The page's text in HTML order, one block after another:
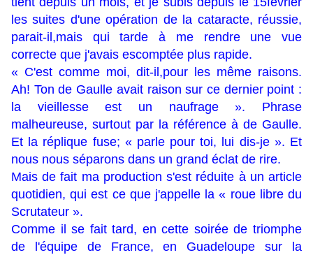
les suites d'une opération de la cataracte, réussie,
parait-il,mais qui tarde à me rendre une vue
correcte que j'avais escomptée plus rapide.
« C'est comme moi, dit-il,pour les même raisons.
Ah! Ton de Gaulle avait raison sur ce dernier point :
la vieillesse est un naufrage ». Phrase
malheureuse, surtout par la référence à de Gaulle.
Et la réplique fuse; « parle pour toi, lui dis-je ». Et
nous nous séparons dans un grand éclat de rire.
Mais de fait ma production s'est réduite à un article
quotidien, qui est ce que j'appelle la « roue libre du
Scrutateur ».
Comme il se fait tard, en cette soirée de triomphe
de l'équipe de France, en Guadeloupe sur la